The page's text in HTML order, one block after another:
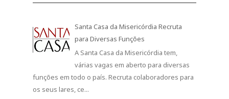
Santa Casa da Misericórdia Recruta
para Diversas Funções
A Santa Casa da Misericórdia tem,
várias vagas em aberto para diversas
funções em todo o país. Recruta colaboradores para
os seus lares, ce...